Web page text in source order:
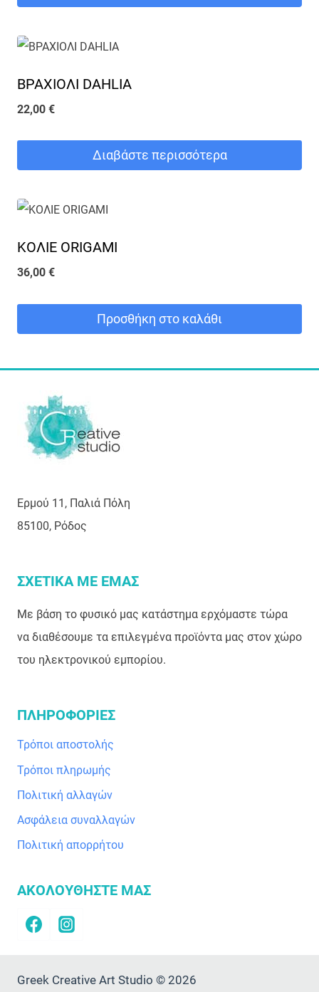
ΒΡΑΧΙΟΛΙ DAHLIA
22,00 €
Διαβάστε περισσότερα
ΚΟΛΙΕ ORIGAMI
36,00 €
Προσθήκη στο καλάθι
Ερμού 11, Παλιά Πόλη
85100, Ρόδος
ΣΧΕΤΙΚΑ ΜΕ ΕΜΑΣ
Με βάση το φυσικό μας κατάστημα ερχόμαστε τώρα
να διαθέσουμε τα επιλεγμένα προϊόντα μας στον χώρο
του ηλεκτρονικού εμπορίου.
ΠΛΗΡΟΦΟΡΙΕΣ
Τρόποι αποστολής
Τρόποι πληρωμής
Πολιτική αλλαγών
Ασφάλεια συναλλαγών
Πολιτική απορρήτου
ΑΚΟΛΟΥΘΗΣΤΕ ΜΑΣ
Greek Creative Art Studio © 2026